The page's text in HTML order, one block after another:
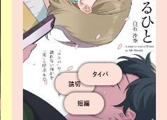
読切
タイパ